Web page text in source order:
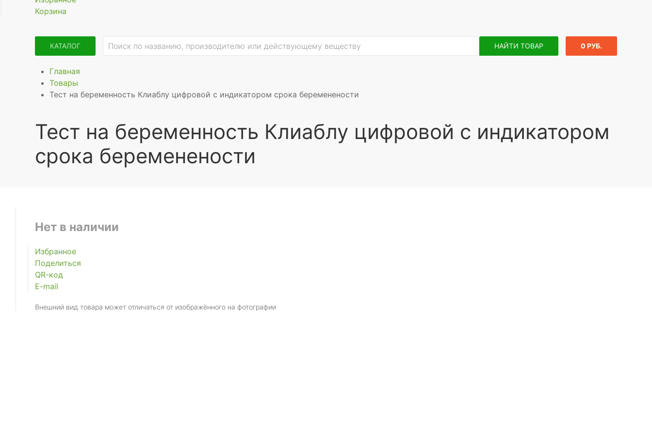
Корзина
КАТАЛОГ НАЙТИ ТОВАР 0 РУБ.
Главная
Товары
Тест на беременность Клиаблу цифровой с индикатором срока беременености
Тест на беременность Клиаблу цифровой с индикатором
срока беременености
Нет в наличии
Избранное
Поделиться
QR-код
E-mail
Внешний вид товара может отличаться от изображённого на фотографии